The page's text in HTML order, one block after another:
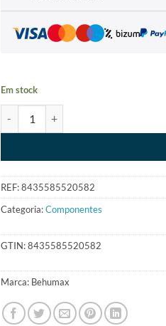
Em stock
REF:8435585520582
Categoria:Componentes
GTIN:8435585520582
Marca: Behumax